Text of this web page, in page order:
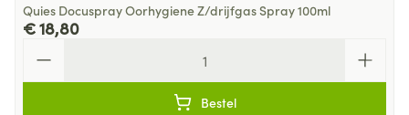
Quies Docuspray Oorhygiene Z/drijfgas Spray 100ml
€ 18,80
Bestel